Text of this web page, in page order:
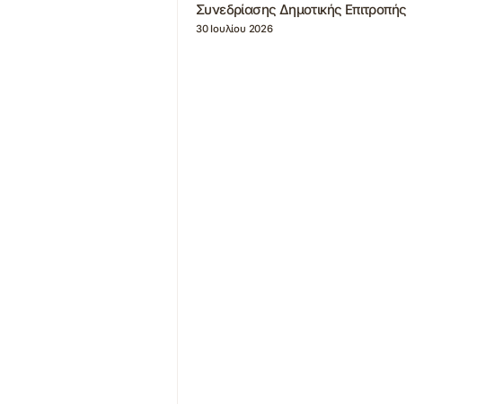
Συνεδρίασης Δημοτικής Επιτροπής
30 Ιουλίου 2026